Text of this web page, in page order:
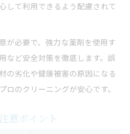
して利用できるよう配慮されて
が必要で、強力な薬剤を使用す
など安全対策を徹底します。誤
の劣化や健康被害の原因になる
ロのクリーニングが安心です。
意ポイント